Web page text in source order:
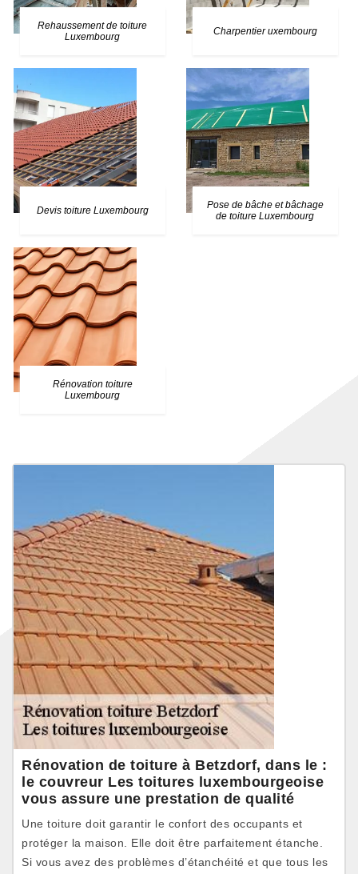
Rehaussement de toiture
Luxembourg
Charpentier uxembourg
Devis toiture Luxembourg
Pose de bâche et bâchage
de toiture Luxembourg
Rénovation toiture
Luxembourg
Rénovation de toiture à Betzdorf, dans le :
le couvreur Les toitures luxembourgeoise
vous assure une prestation de qualité
Une toiture doit garantir le confort des occupants et
protéger la maison. Elle doit être parfaitement étanche.
Si vous avez des problèmes d’étanchéité et que tous les